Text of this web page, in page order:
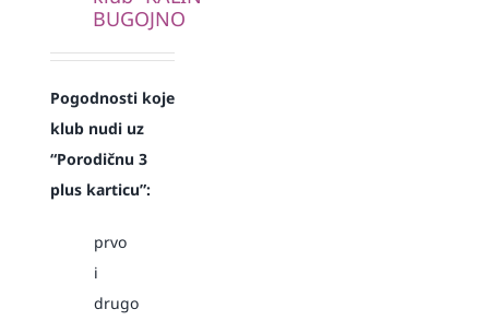
BUGOJNO
Pogodnosti koje
klub nudi uz
“Porodičnu 3
plus karticu”:
prvo
i
drugo